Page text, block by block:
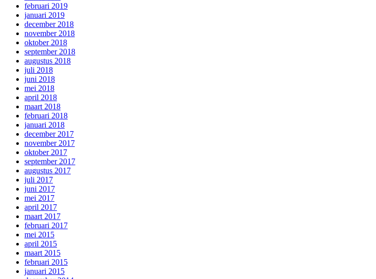
februari 2019
januari 2019
december 2018
november 2018
oktober 2018
september 2018
augustus 2018
juli 2018
juni 2018
mei 2018
april 2018
maart 2018
februari 2018
januari 2018
december 2017
november 2017
oktober 2017
september 2017
augustus 2017
juli 2017
juni 2017
mei 2017
april 2017
maart 2017
februari 2017
mei 2015
april 2015
maart 2015
februari 2015
januari 2015